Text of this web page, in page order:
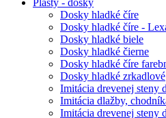
Plasty - dosky
Dosky hladké číre
Dosky hladké číre -
Dosky hladké biele
Dosky hladké čierne
Dosky hladké číre
Dosky hladké zrkadlové
Imitácia drevenej steny
Imitácia dlažby,
Imitácia drevenej steny